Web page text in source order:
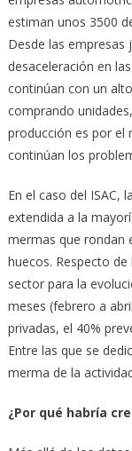
estiman unos 3500
Desde las empresas
desaceleración en
continúan con un
comprando
producción es por el
continúan los
En el caso del ISAC,
extendida a la
mermas que rondan
huecos. Respecto
sector para la
meses (febrero a
privadas, el 40%
Entre las que se
merma de la
¿Por qué habría